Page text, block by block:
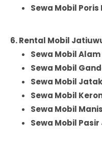
Sewa Mobil
6. Rental Mobil
Sewa Mobil
Sewa Mobil
Sewa Mobil
Sewa Mobil
Sewa Mobil
Sewa Mobil Pasir